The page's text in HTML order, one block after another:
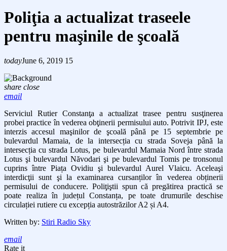
Poliţia a actualizat traseele
pentru maşinile de şcoală
todayJune 6, 2019 15
share close
email
Serviciul Rutier Constanţa a actualizat trasee pentru susţinerea
probei practice în vederea obţinerii permisului auto. Potrivit IPJ, este
interzis accesul maşinilor de şcoală până pe 15 septembrie pe
bulevardul Mamaia, de la intersecția cu strada Soveja până la
intersecția cu strada Lotus, pe bulevardul Mamaia Nord între strada
Lotus şi bulevardul Năvodari şi pe bulevardul Tomis pe tronsonul
cuprins între Piața Ovidiu şi bulevardul Aurel Vlaicu. Aceleaşi
interdicţii sunt şi la examinarea cursanților în vederea obținerii
permisului de conducere. Poliţiştii spun că pregătirea practică se
poate realiza în județul Constanța, pe toate drumurile deschise
circulației rutiere cu excepția autostrăzilor A2 și A4.
Written by: Stiri Radio Sky
email
Rate it